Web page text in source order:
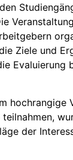
Ziele und
Evaluierung
hochrangige
der